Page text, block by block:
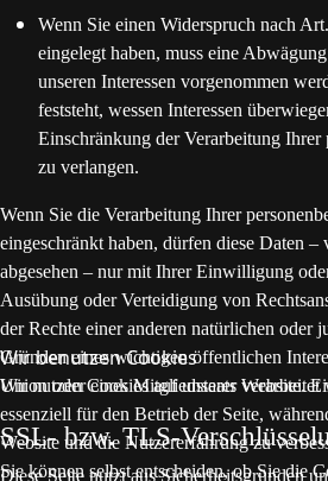
Wenn Sie einen Widerspruch nach
eingelegt haben, muss eine
unseren Interessen vorgenommen
feststeht, wessen Interessen
Einschränkung der Verarbeitung Ihrer
zu verlangen.
Wenn Sie die Verarbeitung Ihrer
eingeschränkt haben, dürfen diese Daten –
abgesehen – nur mit Ihrer Einwilligung
Ausübung oder Verteidigung von
der Rechte einer anderen natürlichen oder
Gründen eines wichtigen öffentlichen
Union oder eines Mitgliedstaats verarbeitet
SSL- bzw. TLS-
Diese Seite nutzt aus Sicherheitsgründen
Wir benutzen Cookies
Wir nutzen Cookies auf unserer Website.
essenziell für den Betrieb der Seite,
Website und die Nutzererfahrung zu
Sie können selbst entscheiden, ob Sie die